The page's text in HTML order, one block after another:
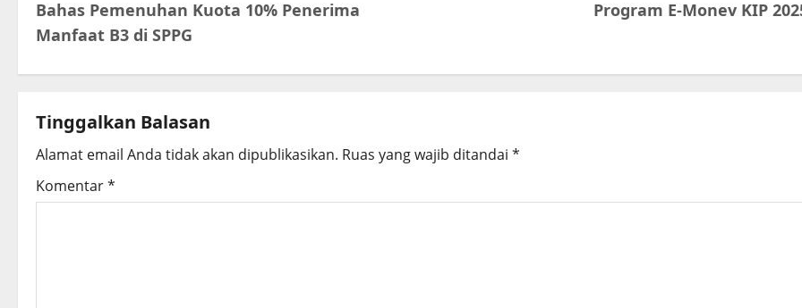
s
t
n
a
v
Bahas Pemenuhan Kuota 10% Penerima
Manfaat B3 di SPPG
Program E-Monev KIP
Tinggalkan Balasan
Alamat email Anda tidak akan dipublikasikan. Ruas yang wajib ditandai *
Komentar*